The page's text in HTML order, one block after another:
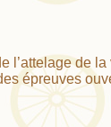
l’attelage de
épreuves